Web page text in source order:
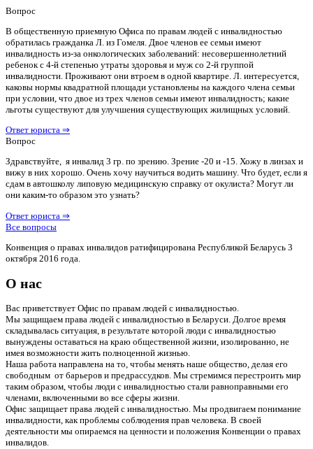
Вопрос
В общественную приемную Офиса по правам людей с инвалидностью
обратилась гражданка Л. из Гомеля. Двое членов ее семьи имеют
инвалидность из-за онкологических заболеваний: несовершеннолетний
ребенок с 4-й степенью утраты здоровья и муж со 2-й группой
инвалидности. Проживают они втроем в одной квартире. Л. интересуется,
каковы нормы квадратной площади установлены на каждого члена семьи
при условии, что двое из трех членов семьи имеют инвалидность; какие
льготы существуют для улучшения существующих жилищных условий.
Ответ юриста ⇒
Вопрос
Здравствуйте, я инвалид 3 гр. по зрению. Зрение -20 и -15. Хожу в линзах и
вижу в них хорошо. Очень хочу научиться водить машину. Что будет, если я
сдам в автошколу липовую медицинскую справку от окулиста? Могут ли
они каким-то образом это узнать?
Ответ юриста ⇒
Все вопросы
Конвенция о правах инвалидов ратифицирована Республикой Беларусь 3
октября 2016 года.
О нас
Вас приветствует Офис по правам людей с инвалидностью.
Мы защищаем права людей с инвалидностью в Беларуси. Долгое время
складывалась ситуация, в результате которой люди с инвалидностью
вынуждены оставаться на краю общественной жизни, изолированно, не
имея возможности жить полноценной жизнью.
Наша работа направлена на то, чтобы менять наше общество, делая его
свободным от барьеров и предрассудков. Мы стремимся перестроить мир
таким образом, чтобы люди с инвалидностью стали равноправными его
членами, включенными во все сферы жизни.
Офис защищает права людей с инвалидностью. Мы продвигаем понимание
инвалидности, как проблемы соблюдения прав человека. В своей
деятельности мы опираемся на ценности и положения Конвенции о правах
инвалидов.